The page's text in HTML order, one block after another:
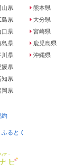
山県
島県
口県
島県
川県
媛県
知県
岡県
熊本県
大分県
宮崎県
鹿児島県
沖縄県
約
ふるとく